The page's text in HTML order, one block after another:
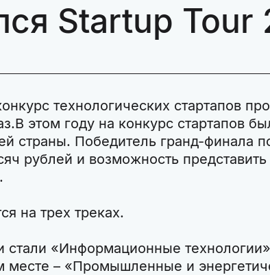
Startup Tour
технологических стартапов
этом году на конкурс стартапов
страны. Победитель гранд-финала
рублей и возможность представить
на трех треках.
стали «Информационные
месте – «Промышленные и